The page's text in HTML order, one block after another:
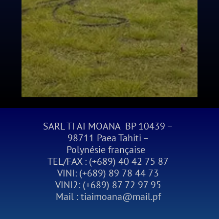
SARL TI AI MOANA BP 10439 –
98711 Paea Tahiti –
Polynésie française
TEL/FAX : (+689) 40 42 75 87
VINI: (+689) 89 78 44 73
VINI2: (+689) 87 72 97 95
Mail : tiaimoana@mail.pf